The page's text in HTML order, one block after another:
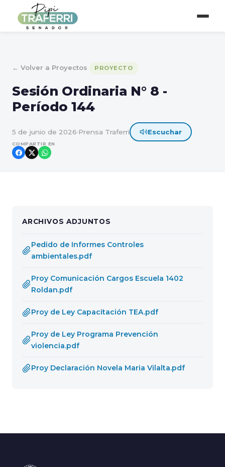
← Volver a Proyectos PROYECTO
Sesión Ordinaria N° 8 -
Período 144
5 de junio de 2026·Prensa Traferri Escuchar
COMPARTIR EN
ARCHIVOS ADJUNTOS
Pedido de Informes Controles
ambientales.pdf
Proy Comunicación Cargos Escuela 1402
Roldan.pdf
Proy de Ley Capacitación TEA.pdf
Proy de Ley Programa Prevención
violencia.pdf
Proy Declaración Novela Maria Vilalta.pdf